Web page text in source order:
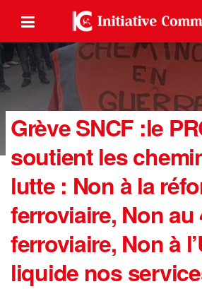
Grève SNCF :le
soutient les
lutte : Non à la
ferroviaire, Non au
ferroviaire, Non à
liquide nos